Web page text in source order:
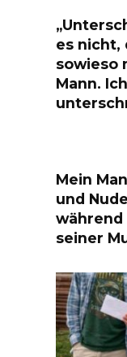
es nicht,
sowieso
Mann.
Mein
und
während
seiner